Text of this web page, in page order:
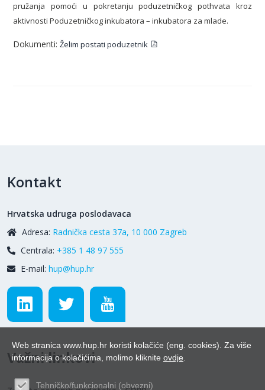
pružanja pomoći u pokretanju poduzetničkog pothvata kroz
aktivnosti Poduzetničkog inkubatora – inkubatora za mlade.
Dokumenti: Želim postati poduzetnik
Kontakt
Hrvatska udruga poslodavaca
Adresa: Radnička cesta 37a, 10 000 Zagreb
Centrala: +385 1 48 97 555
E-mail: hup@hup.hr
Važni linkovi
Web stranica www.hup.hr koristi kolačiće (eng. cookies). Za više
informacija o kolačićima, molimo kliknite ovdje
Tehničko/funkcionalni (obvezni)